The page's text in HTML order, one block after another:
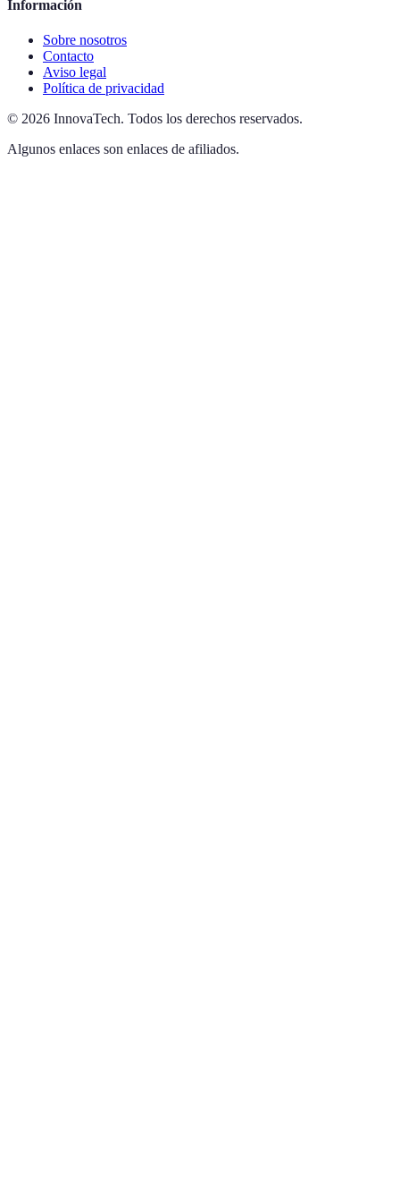
Información
Sobre nosotros
Contacto
Aviso legal
Política de privacidad
© 2026 InnovaTech. Todos los derechos reservados.
Algunos enlaces son enlaces de afiliados.